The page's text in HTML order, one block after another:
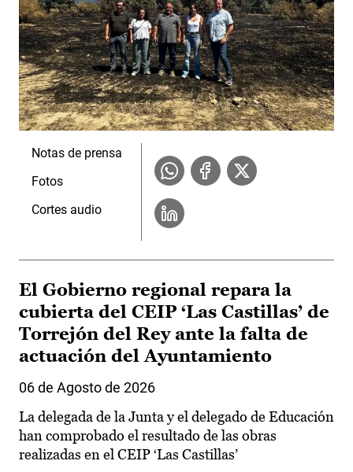
Notas de prensa
Fotos
Cortes audio
El Gobierno regional repara la
cubierta del CEIP ‘Las Castillas’ de
Torrejón del Rey ante la falta de
actuación del Ayuntamiento
06 de Agosto de 2026
La delegada de la Junta y el delegado de Educación
han comprobado el resultado de las obras
realizadas en el CEIP ‘Las Castillas’